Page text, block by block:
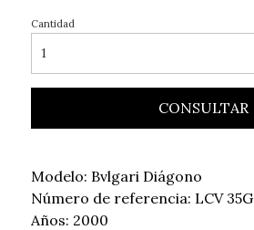
Cantidad
CONSULTAR
Modelo: Bvlgari Diágono
Número de referencia: LCV 35G
Años: 2000